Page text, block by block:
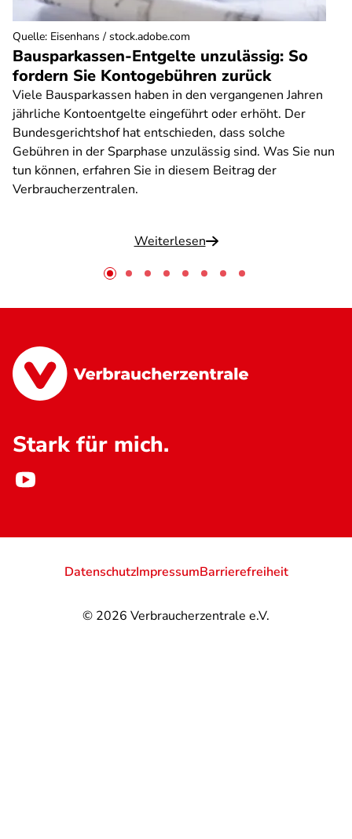
Bausparkassen-Entgelte unzulässig: So
fordern Sie Kontogebühren zurück
Viele Bausparkassen haben in den vergangenen Jahren
jährliche Kontoentgelte eingeführt oder erhöht. Der
Bundesgerichtshof hat entschieden, dass solche
Gebühren in der Sparphase unzulässig sind. Was Sie nun
tun können, erfahren Sie in diesem Beitrag der
Verbraucherzentralen.
Weiterlesen
Quelle: Eisenhans / stock.adobe.com
Stark für mich.
© 2026 Verbraucherzentrale e.V.
DatenschutzImpressumBarrierefreiheit